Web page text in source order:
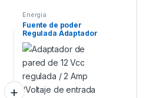
Energia
Fuente de poder
Regulada Adaptador
de pared de 12VCC 2A
/Voltaje de entrada de
100 – 240 VCA